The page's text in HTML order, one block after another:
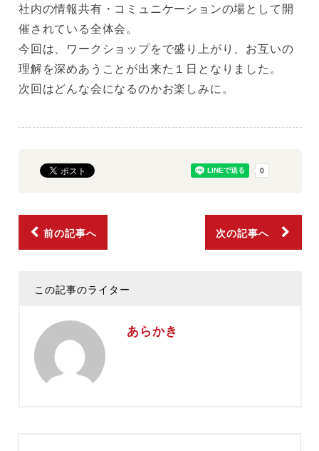
社内の情報共有・コミュニケーションの場として開
催されている全体会。
今回は、ワークショップをで盛り上がり、お互いの
理解を深めあうことが出来た１日となりました。
次回はどんな会になるのかお楽しみに。
前の記事へ 次の記事へ
この記事のライター
あらかき